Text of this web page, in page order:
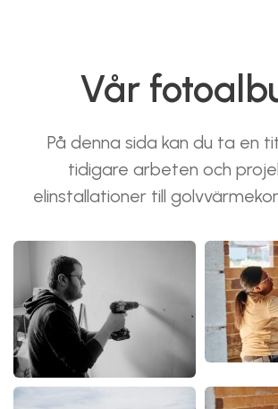
Vår
På denna sida kan du ta en
tidigare arbeten och
elinstallationer till